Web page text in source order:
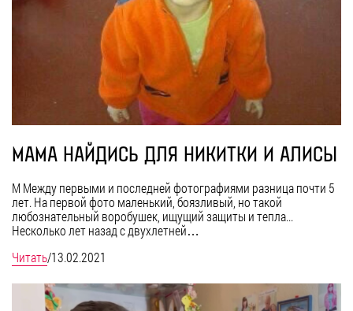
МАМА НАЙДИСЬ ДЛЯ НИКИТКИ И АЛИСЫ
М Между первыми и последней фотографиями разница почти 5
лет. На первой фото маленький, боязливый, но такой
любознательный воробушек, ищущий защиты и тепла...
Несколько лет назад с двухлетней…
Читать/13.02.2021